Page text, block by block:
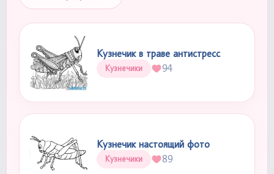
Кузнечик в траве антистресс
Кузнечики 94
Кузнечик настоящий фото
Кузнечики 89